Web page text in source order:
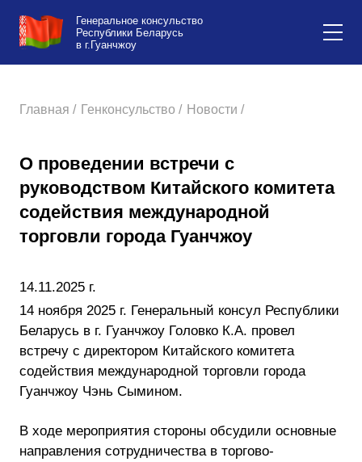
Генеральное консульство
Республики Беларусь
в г.Гуанчжоу
Главная / Генконсульство / Новости /
О проведении встречи с
руководством Китайского комитета
содействия международной
торговли города Гуанчжоу
14.11.2025 г.
14 ноября 2025 г. Генеральный консул Республики
Беларусь в г. Гуанчжоу Головко К.А. провел
встречу с директором Китайского комитета
содействия международной торговли города
Гуанчжоу Чэнь Сымином.
В ходе мероприятия стороны обсудили основные
направления сотрудничества в торгово-